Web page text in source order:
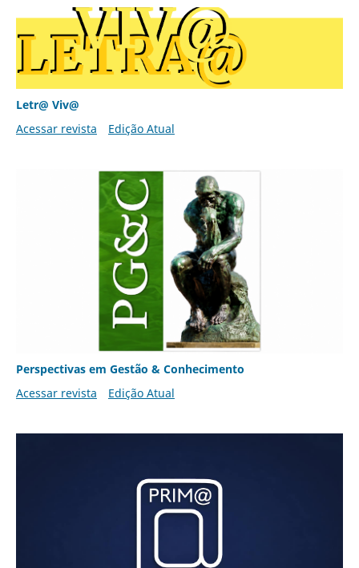
Letr@ Viv@
Acessar revista
Edição Atual
Perspectivas em Gestão & Conhecimento
Acessar revista
Edição Atual